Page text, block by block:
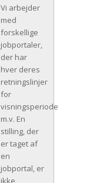
Vi arbejder
med
forskellige
jobportaler,
der har
hver deres
retningslinjer
for
visningsperiode
m.v. En
stilling, der
er taget af
en
jobportal, er
ikke